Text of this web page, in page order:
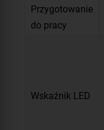
Przygotowanie
do pracy
Wskaźnik LED